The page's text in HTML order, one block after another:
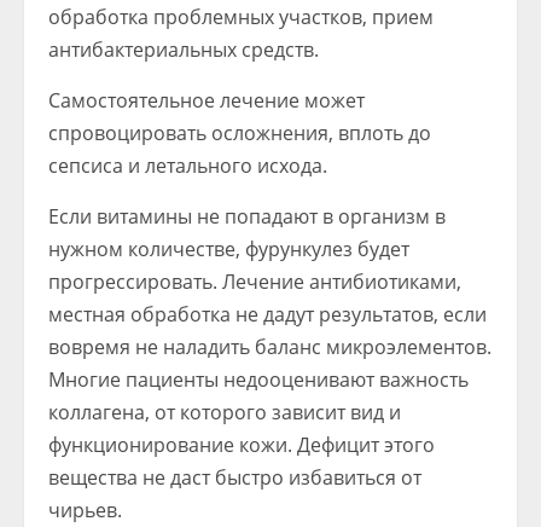
обработка проблемных участков, прием
антибактериальных средств.
Самостоятельное лечение может
спровоцировать осложнения, вплоть до
сепсиса и летального исхода.
Если витамины не попадают в организм в
нужном количестве, фурункулез будет
прогрессировать. Лечение антибиотиками,
местная обработка не дадут результатов, если
вовремя не наладить баланс микроэлементов.
Многие пациенты недооценивают важность
коллагена, от которого зависит вид и
функционирование кожи. Дефицит этого
вещества не даст быстро избавиться от
чирьев.